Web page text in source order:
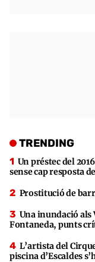
TRENDING
Un préstec del
sense cap resposta
Prostitució de
Una inundació als
Fontaneda, punts
L’artista del
piscina d’Escaldes